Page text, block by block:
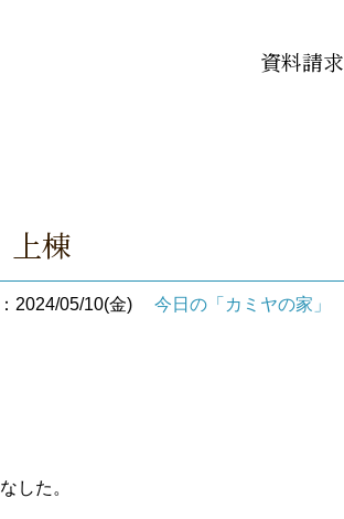
資料請求
棟
2024/05/10(金) 今日の「カミヤの家」
した。